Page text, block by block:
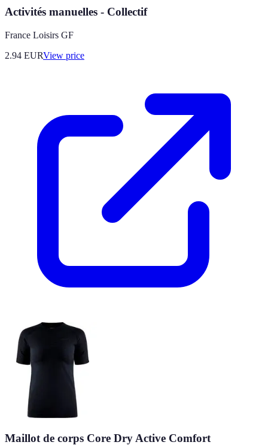
Activités manuelles - Collectif
France Loisirs GF
2.94 EURView price
Maillot de corps Core Dry Active Comfort